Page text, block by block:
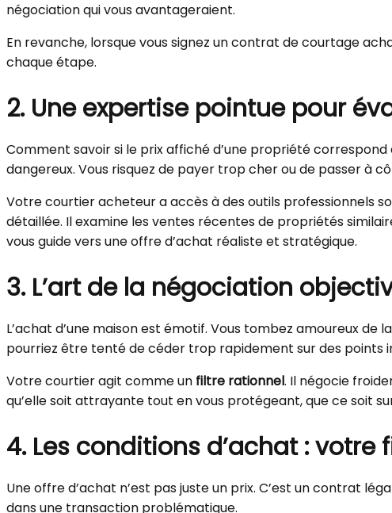
négociation qui vous avantageraient.
En revanche, lorsque vous signez un contrat de courtage
chaque étape.
2. Une expertise pointue pour
Comment savoir si le prix affiché d’une propriété
dangereux. Vous risquez de payer trop cher ou de passer à
Votre courtier acheteur a accès à des outils professionnels
détaillée. Il examine les ventes récentes de propriétés
vous guide vers une offre d’achat réaliste et stratégique.
3. L’art de la négociation
L’achat d’une maison est émotif. Vous tombez amoureux
pourriez être tenté de céder trop rapidement sur des points
Votre courtier agit comme un filtre rationnel. Il négocie
qu’elle soit attrayante tout en vous protégeant, que ce soit
4. Les conditions d’achat : votre
Une offre d’achat n’est pas juste un prix. C’est un contrat
dans une transaction problématique.